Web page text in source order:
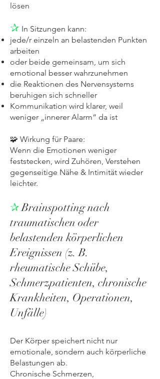
lösen
✰ In Sitzungen kann:
jede/r einzeln an belastenden Punkten
arbeiten
oder beide gemeinsam, um sich
emotional besser wahrzunehmen
die Reaktionen des Nervensystems
beruhigen sich schneller
Kommunikation wird klarer, weil
weniger „innerer Alarm“ da ist
🧩 Wirkung für Paare:
Wenn die Emotionen weniger
feststecken, wird Zuhören, Verstehen
gegenseitige Nähe & Intimität wieder
leichter.
✰Brainspotting nach
traumatischen oder
belastenden körperlichen
Ereignissen (z. B.
rheumatische Schübe,
Schmerzpatienten, chronische
Krankheiten, Operationen,
Unfälle)
Der Körper speichert nicht nur
emotionale, sondern auch körperliche
Belastungen ab.
Chronische Schmerzen,